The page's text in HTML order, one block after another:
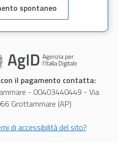
spontaneo
il pagamento contatta:
- 00403440449 - Via
Grottammare (AP)
di accessibilità del sito?